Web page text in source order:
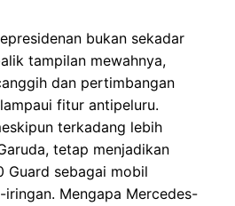
bukan sekadar
tampilan mewahnya,
dan pertimbangan
fitur antipeluru.
terkadang lebih
tetap menjadikan
Guard sebagai mobil
Mengapa Mercedes-